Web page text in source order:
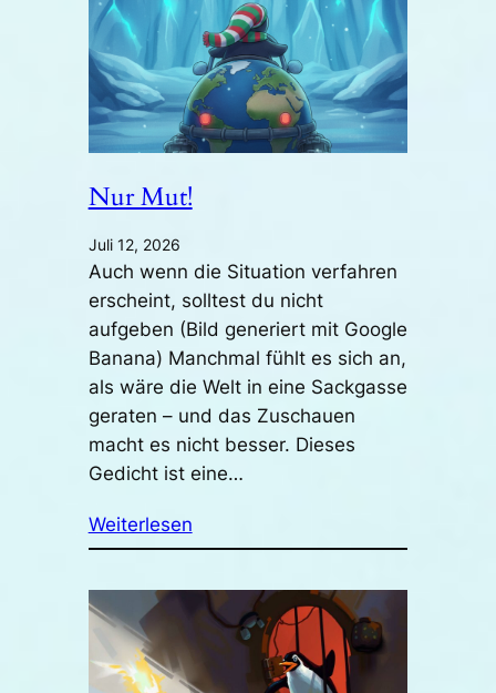
Nur Mut!
Juli 12, 2026
Auch wenn die Situation verfahren
erscheint, solltest du nicht
aufgeben (Bild generiert mit Google
Banana) Manchmal fühlt es sich an,
als wäre die Welt in eine Sackgasse
geraten – und das Zuschauen
macht es nicht besser. Dieses
Gedicht ist eine…
Weiterlesen